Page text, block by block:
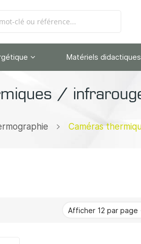
Matériels didactiques
/
Caméras